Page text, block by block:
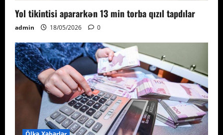
Yol tikintisi apararkən 13 min torba qızıl tapdılar
admin 18/05/2026 0